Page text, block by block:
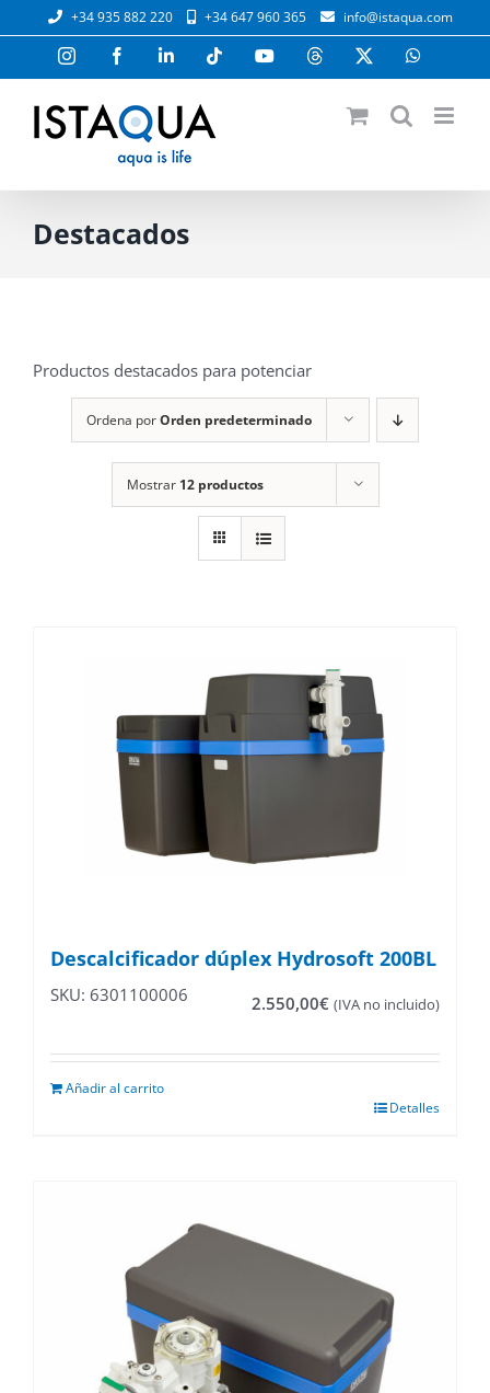
al
contenido
+34 935 882 220 +34 647 960 365 info@istaqua.com
InstagramFacebookLinkedInTiktok YouTubeThreads
Destacados
Productos destacados para potenciar
Ordena porOrden predeterminado
Mostrar 12 productos
Descalcificador dúplex Hydrosoft 200BL
SKU: 6301100006 2.550,00€ (IVA no incluido)
Añadir al carrito
Detalles